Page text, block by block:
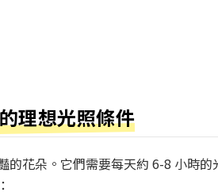
理想光照條件
花朵。它們需要每天約 6-8 小時